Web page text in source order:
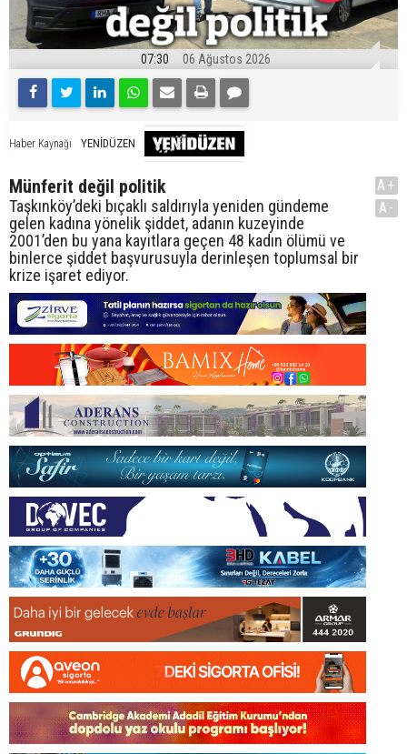
07:30 06 Ağustos 2026
Haber Kaynağı YENİDÜZEN
Münferit değil politik
Taşkınköy’deki bıçaklı saldırıyla yeniden gündeme
gelen kadına yönelik şiddet, adanın kuzeyinde
2001’den bu yana kayıtlara geçen 48 kadın ölümü ve
binlerce şiddet başvurusuyla derinleşen toplumsal bir
krize işaret ediyor.
A+
A-